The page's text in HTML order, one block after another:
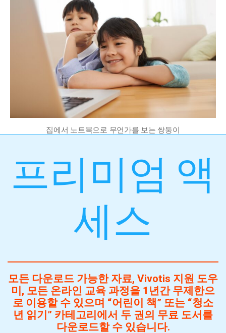
집에서 노트북으로 무언가를 보는 쌍둥이
프리미엄 액
세스
모든 다운로드 가능한 자료, Vivotis 지원 도우
미, 모든 온라인 교육 과정을 1년간 무제한으
로 이용할 수 있으며 “어린이 책” 또는 “청소
년 읽기” 카테고리에서 두 권의 무료 도서를
다운로드할 수 있습니다.